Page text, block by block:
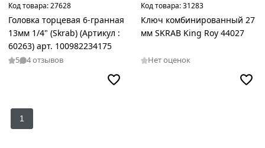
Код товара:27628
Головка торцевая 6-гранная
13мм 1/4" (Skrab) (Артикул :
60263) арт. 100982234175
5 4 отзывов
Код товара:31283
Ключ комбинированный 27
мм SKRAB King Roy 44027
Нет оценок
1